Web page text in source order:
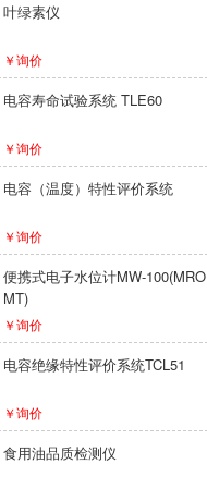
叶绿素仪
￥询价
电容寿命试验系统 TLE60
￥询价
电容（温度）特性评价系统
￥询价
便携式电子水位计MW-100(MRO
MT)
￥询价
电容绝缘特性评价系统TCL51
￥询价
食用油品质检测仪